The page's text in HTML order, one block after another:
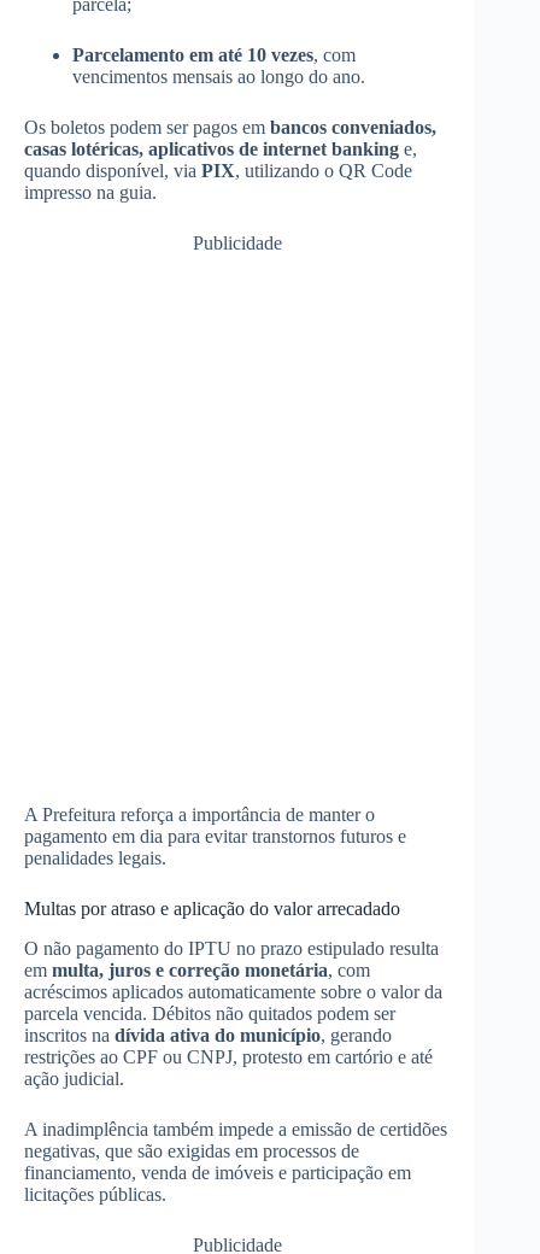
parcela;
Parcelamento em até 10 vezes, com
vencimentos mensais ao longo do ano.
Os boletos podem ser pagos em bancos conveniados,
casas lotéricas, aplicativos de internet banking e,
quando disponível, via PIX, utilizando o QR Code
impresso na guia.
Publicidade
A Prefeitura reforça a importância de manter o
pagamento em dia para evitar transtornos futuros e
penalidades legais.
Multas por atraso e aplicação do valor arrecadado
O não pagamento do IPTU no prazo estipulado resulta
em multa, juros e correção monetária, com
acréscimos aplicados automaticamente sobre o valor da
parcela vencida. Débitos não quitados podem ser
inscritos na dívida ativa do município, gerando
restrições ao CPF ou CNPJ, protesto em cartório e até
ação judicial.
A inadimplência também impede a emissão de certidões
negativas, que são exigidas em processos de
financiamento, venda de imóveis e participação em
licitações públicas.
Publicidade